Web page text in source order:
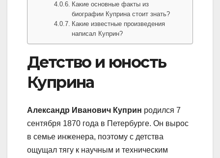
Какие основные факты из
биографии Куприна стоит знать?
Какие известные произведения
написал Куприн?
Детство и юность
Куприна
Александр Иванович Куприн родился 7
сентября 1870 года в Петербурге. Он вырос
в семье инженера, поэтому с детства
ощущал тягу к научным и техническим